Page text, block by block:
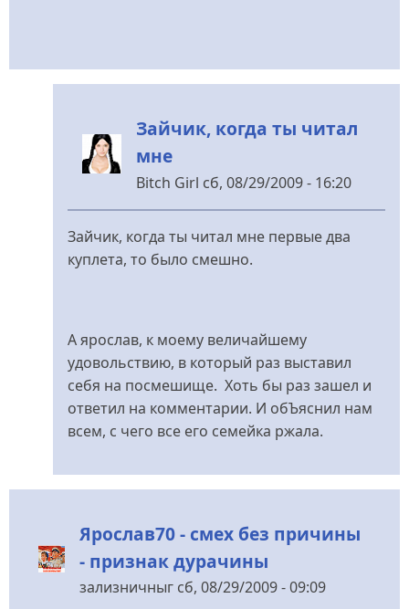
Зайчик, когда ты читал
мне
Bitch Girl сб, 08/29/2009 - 16:20
У
до
від
Мертвый
груз
Зайчик, когда ты читал мне первые два
куплета, то было смешно.
А ярослав, к моему величайшему
удовольствию, в который раз выставил
себя на посмешище. Хоть бы раз зашел и
ответил на комментарии. И обЪяснил нам
всем, с чего все его семейка ржала.
Ярослав70 - смех без причины
- признак дурачины
зализничныг сб, 08/29/2009 - 09:09